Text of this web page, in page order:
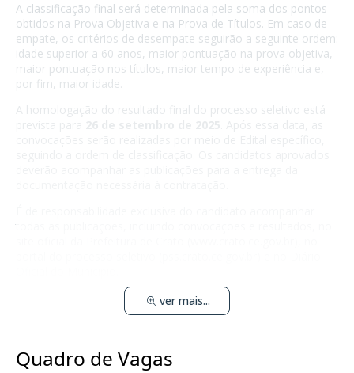
A classificação final será determinada pela soma dos pontos
obtidos na Prova Objetiva e na Prova de Títulos. Em caso de
empate, os critérios de desempate seguirão a seguinte ordem:
idade superior a 60 anos, maior pontuação na prova objetiva,
maior pontuação nos títulos, maior tempo de experiência e,
por fim, maior idade.
A homologação do resultado final do processo seletivo está
ver mais...
Quadro de Vagas